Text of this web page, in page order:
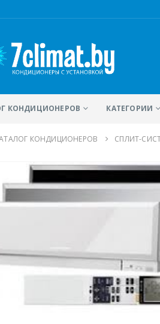
КОНДИЦИОНЕРОВ КАТЕГОРИИ
КОНДИЦИОНЕРОВ CПЛИТ-